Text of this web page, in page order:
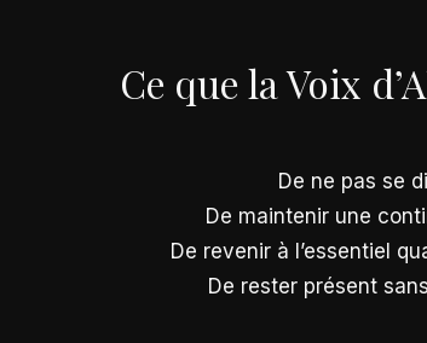
Ce que la Voix
De ne pas se
De maintenir une
De revenir à l’essentiel
De rester présent